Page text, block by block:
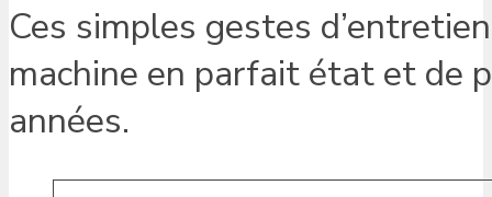
Ces simples gestes
machine en parfait état et de
années.